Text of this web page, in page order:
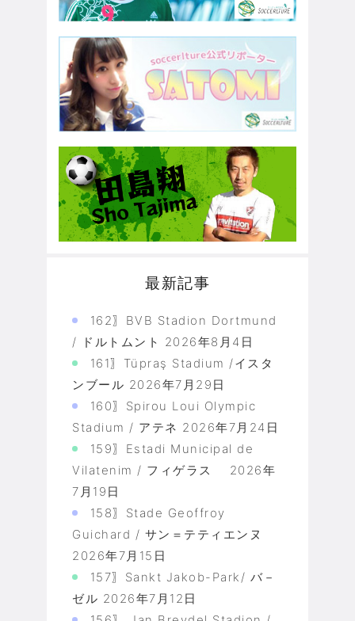
最新記事
162〗BVB Stadion Dortmund
/ ドルトムント 2026年8月4日
161〗Tüpraş Stadium /イスタ
ンブール 2026年7月29日
160〗Spirou Loui Olympic
Stadium / アテネ 2026年7月24日
159〗Estadi Municipal de
Vilatenim / フィゲラス
2026年
7月19日
158〗Stade Geoffroy
Guichard / サン＝テティエンヌ
2026年7月15日
157〗Sankt Jakob-Park/ バ－
ゼル 2026年7月12日